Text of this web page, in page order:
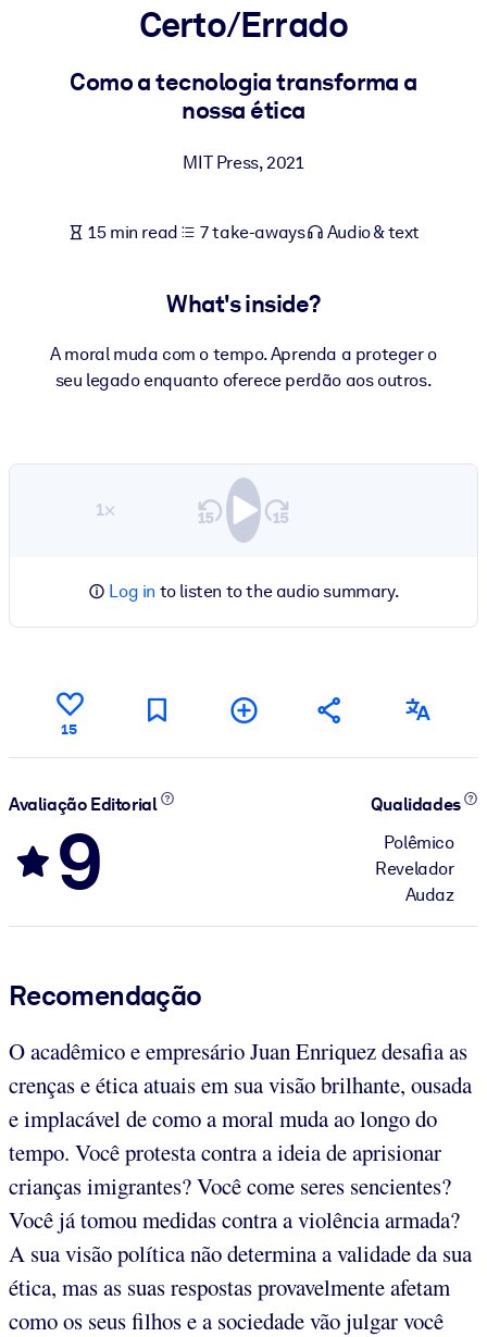
For LMS/LXP
Bring bite-sized, verified knowledge into your LMS/LXP for
For Corporate Libraries
knowledge.
Fuel your AI systems with reliable, structured knowledge to
Certo/Errado
Como a tecnologia transforma a
nossa ética
MIT Press,2021
15 min read 7 take-aways Audio & text
What's inside?
A moral muda com o tempo. Aprenda a proteger o
seu legado enquanto oferece perdão aos outros.
1×
Log in to listen to the audio summary.
15
Avaliação Editorial
9
Qualidades
Polêmico
Revelador
Audaz
Recomendação
O acadêmico e empresário Juan Enriquez desafia as
crenças e ética atuais em sua visão brilhante, ousada
e implacável de como a moral muda ao longo do
tempo. Você protesta contra a ideia de aprisionar
crianças imigrantes? Você come seres sencientes?
Você já tomou medidas contra a violência armada?
A sua visão política não determina a validade da sua
ética, mas as suas respostas provavelmente afetam
como os seus filhos e a sociedade vão julgar você